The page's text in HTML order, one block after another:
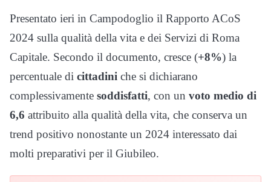
Presentato ieri in Campodoglio il Rapporto ACoS
2024 sulla qualità della vita e dei Servizi di Roma
Capitale. Secondo il documento, cresce (+8%) la
percentuale di cittadini che si dichiarano
complessivamente soddisfatti, con un voto medio di
6,6 attribuito alla qualità della vita, che conserva un
trend positivo nonostante un 2024 interessato dai
molti preparativi per il Giubileo.